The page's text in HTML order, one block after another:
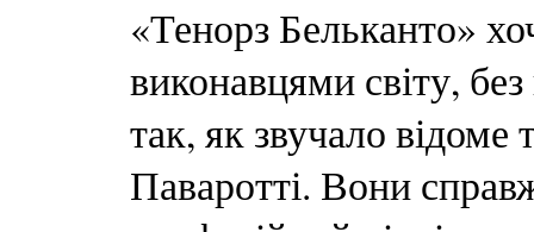
«Тенорз Бельканто»
виконавцями світу,
так, як звучало
Паваротті. Вони